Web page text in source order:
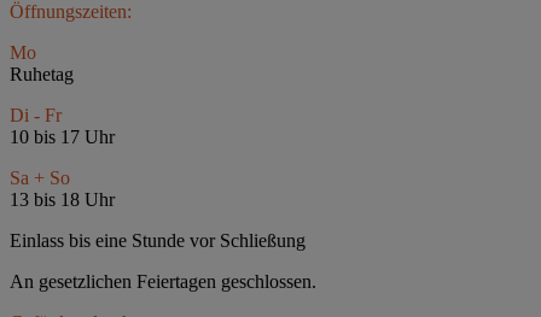
Öffnungszeiten:
Mo
Ruhetag
Di - Fr
10 bis 17 Uhr
Sa + So
13 bis 18 Uhr
Einlass bis eine Stunde vor Schließung
An gesetzlichen Feiertagen geschlossen.